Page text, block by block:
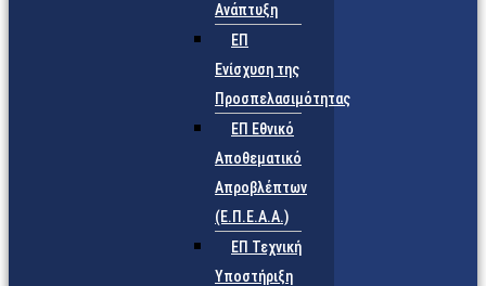
Ανάπτυξη
ΕΠ
Ενίσχυση της
Προσπελασιμότητας
ΕΠ Εθνικό
Αποθεματικό
Απροβλέπτων
(Ε.Π.Ε.Α.Α.)
ΕΠ Τεχνική
Υποστήριξη